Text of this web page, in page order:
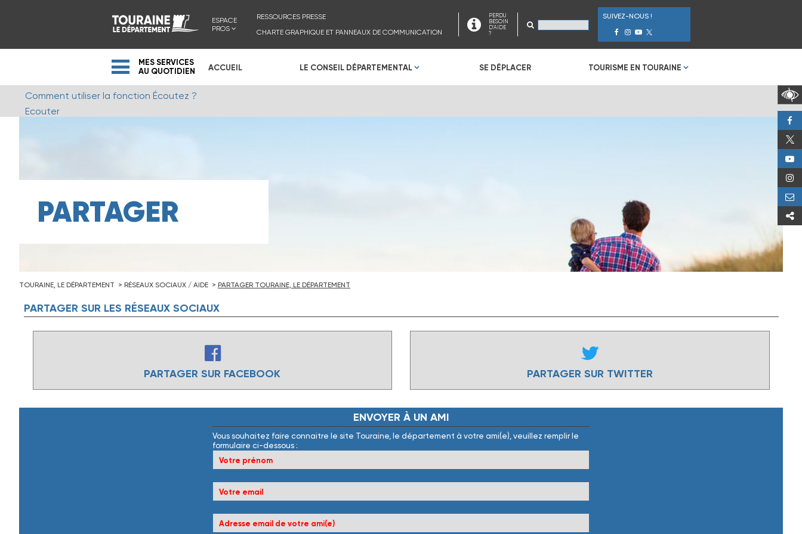
ESPACE
PROS
RESSOURCES PRESSE
CHARTE GRAPHIQUE ET PANNEAUX DE COMMUNICATION
PERDU
BESOIN
D'AIDE
?
SUIVEZ-NOUS !
MES SERVICES
AU QUOTIDIEN
ACCUEIL LE CONSEIL DÉPARTEMENTAL SE DÉPLACER TOURISME EN TOURAINE
Comment utiliser la fonction Écoutez ?
Ecouter
PARTAGER
TOURAINE, LE DÉPARTEMENT RÉSEAUX SOCIAUX / AIDE PARTAGER TOURAINE, LE DÉPARTEMENT
PARTAGER SUR LES RÉSEAUX SOCIAUX
PARTAGER SUR FACEBOOK PARTAGER SUR TWITTER
ENVOYER À UN AMI
Vous souhaitez faire connaitre le site Touraine, le département à votre ami(e), veuillez remplir le
formulaire ci-dessous :